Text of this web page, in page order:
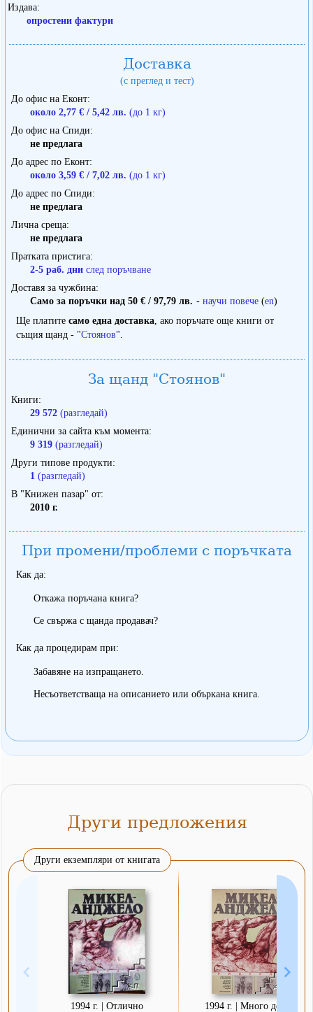
Издава
опростени фактури
Доставка
(с преглед и тест)
До офис на Еконт
около 2,77 € / 5,42 лв. (до 1 кг)
До офис на Спиди
не предлага
До адрес по Еконт
около 3,59 € / 7,02 лв. (до 1 кг)
До адрес по Спиди
не предлага
Лична среща
не предлага
Пратката пристига
2-5 раб. дни след поръчване
Доставя за чужбина
Само за поръчки над 50 € / 97,79 лв. - научи повече (en)
Ще платите само една доставка, ако поръчате още книги от
същия щанд - "Стоянов".
За щанд "Стоянов"
Книги
29 572 (разгледай)
Единични за сайта към момента
9 319 (разгледай)
Други типове продукти
1 (разгледай)
В "Книжен пазар" от
2010 г.
При промени/проблеми с поръчката
Как да:
Откажа поръчана книга?
Се свържа с щанда продавач?
Как да процедирам при:
Забавяне на изпращането.
Несъответстваща на описанието или объркана книга.
Други предложения
Други екземпляри от книгата
1994 г. | Отлично
1994 г. | Много добро